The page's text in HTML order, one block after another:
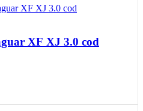
XF XJ 3.0 cod